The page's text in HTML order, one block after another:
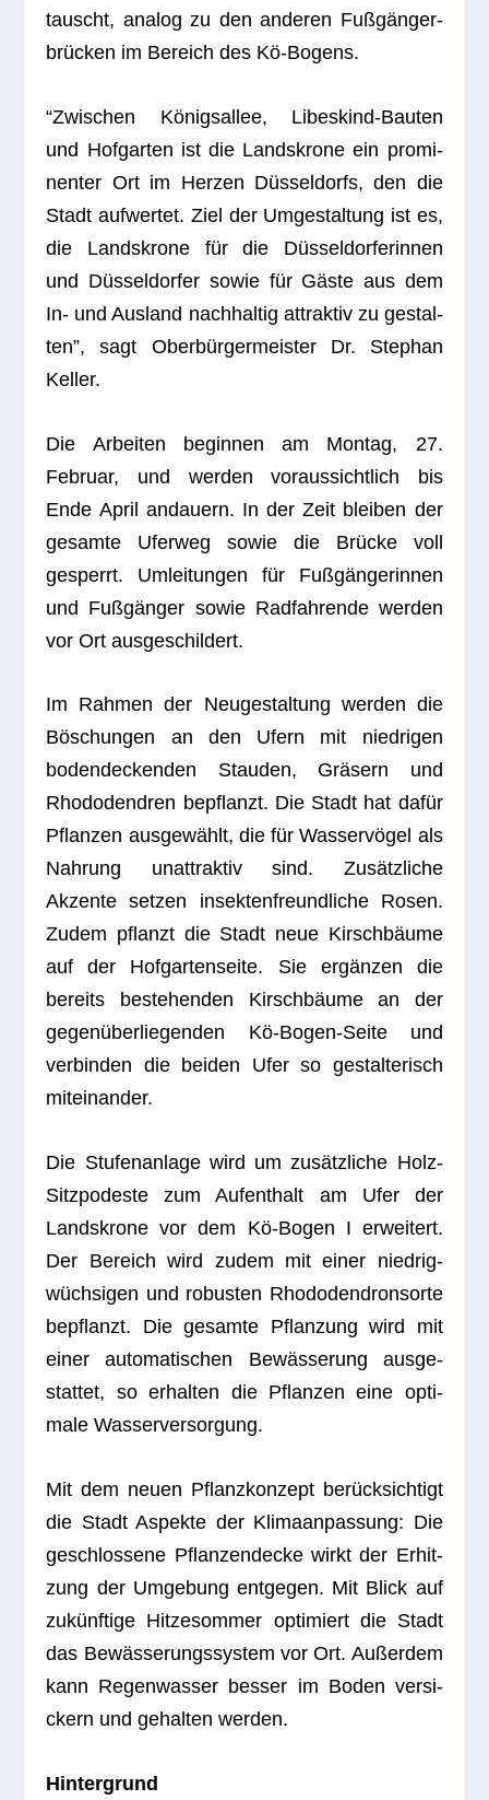
tauscht, ana­log zu den ande­ren Fuß­gän­ger­
brü­cken im Bereich des Kö-Bogens.
“Zwi­schen Königs­al­lee, Libes­kind-Bau­ten
und Hof­gar­ten ist die Lands­krone ein pro­mi­
nen­ter Ort im Her­zen Düs­sel­dorfs, den die
Stadt auf­wer­tet. Ziel der Umge­stal­tung ist es,
die Lands­krone für die Düs­sel­dor­fe­rin­nen
und Düs­sel­dor­fer sowie für Gäste aus dem
In- und Aus­land nach­hal­tig attrak­tiv zu gestal­
ten”, sagt Ober­bür­ger­meis­ter Dr. Ste­phan
Keller.
Die Arbei­ten begin­nen am Mon­tag, 27.
Februar, und wer­den vor­aus­sicht­lich bis
Ende April andau­ern. In der Zeit blei­ben der
gesamte Ufer­weg sowie die Brü­cke voll
gesperrt. Umlei­tun­gen für Fuß­gän­ge­rin­nen
und Fuß­gän­ger sowie Rad­fah­rende wer­den
vor Ort ausgeschildert.
Im Rah­men der Neu­ge­stal­tung wer­den die
Böschun­gen an den Ufern mit nied­ri­gen
boden­de­cken­den Stau­den, Grä­sern und
Rho­do­den­dren bepflanzt. Die Stadt hat dafür
Pflan­zen aus­ge­wählt, die für Was­ser­vö­gel als
Nah­rung unat­trak­tiv sind. Zusätz­li­che
Akzente set­zen insek­ten­freund­li­che Rosen.
Zudem pflanzt die Stadt neue Kirsch­bäume
auf der Hof­gar­ten­seite. Sie ergän­zen die
bereits bestehen­den Kirsch­bäume an der
gegen­über­lie­gen­den Kö-Bogen-Seite und
ver­bin­den die bei­den Ufer so gestal­te­risch
miteinander.
Die Stu­fen­an­lage wird um zusätz­li­che Holz-
Sitz­po­deste zum Auf­ent­halt am Ufer der
Lands­krone vor dem Kö-Bogen I erwei­tert.
Der Bereich wird zudem mit einer nied­rig­
wüch­si­gen und robus­ten Rho­do­den­dron­sorte
bepflanzt. Die gesamte Pflan­zung wird mit
einer auto­ma­ti­schen Bewäs­se­rung aus­ge­
stat­tet, so erhal­ten die Pflan­zen eine opti­
male Wasserversorgung.
Mit dem neuen Pflanz­kon­zept berück­sich­tigt
die Stadt Aspekte der Kli­ma­an­pas­sung: Die
geschlos­sene Pflan­zen­decke wirkt der Erhit­
zung der Umge­bung ent­ge­gen. Mit Blick auf
zukünf­tige Hit­ze­som­mer opti­miert die Stadt
das Bewäs­se­rungs­sys­tem vor Ort. Außer­dem
kann Regen­was­ser bes­ser im Boden ver­si­
ckern und gehal­ten werden.
Hin­ter­grund